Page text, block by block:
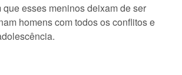
esses meninos deixam de ser
homens com todos os conflitos e